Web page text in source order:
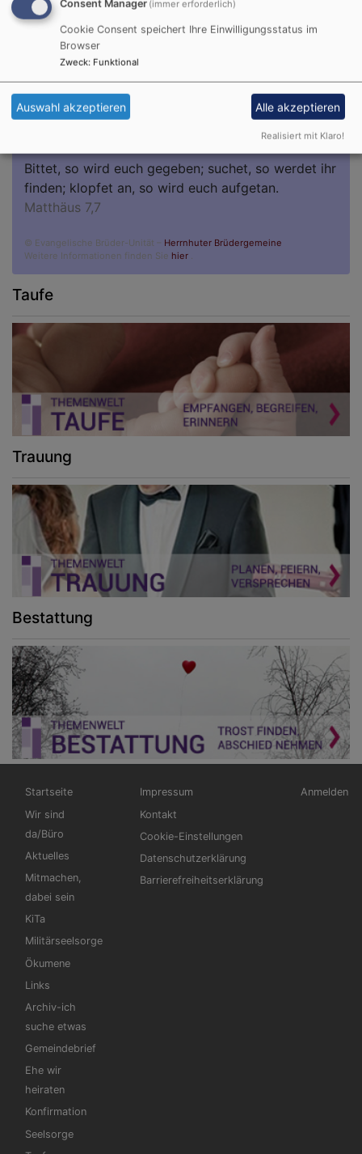
31
Tageslosung
Du bist der Gott, der mir hilft; täglich harre ich auf
dich.
Bittet, so wird euch gegeben; suchet, so werdet ihr
finden; klopfet an, so wird euch aufgetan.
Matthäus 7,7
© Evangelische Brüder-Unität – Herrnhuter Brüdergemeine
Weitere Informationen finden Sie hier .
Taufe
Trauung
Bestattung
Hauptnavigation
Startseite
Wir sind
da/Büro
Aktuelles
Mitmachen,
dabei sein
KiTa
Militärseelsorge
Ökumene
Links
Archiv-ich
suche etwas
Gemeindebrief
Ehe wir
heiraten
Konfirmation
Seelsorge
Fußbereichsmenü
Impressum
Kontakt
Cookie-Einstellungen
Datenschutzerklärung
Barrierefreiheitserklärung
Anmelden
Consent Manager (immer erforderlich)
Cookie Consent speichert Ihre Einwilligungsstatus im
Browser
Zweck: Funktional
Auswahl akzeptieren Alle akzeptieren
Realisiert mit Klaro!